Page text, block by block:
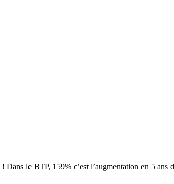
le BTP, 159% c’est l’augmentation en 5 ans